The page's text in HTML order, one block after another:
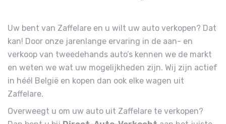
Uw bent van Zaffelare en u wilt uw auto verkopen? Dat
kan! Door onze jarenlange ervaring in de aan- en
verkoop van tweedehands auto’s kennen we de markt
en weten we wat uw mogelijkheden zijn. Wij zijn actief
in héél België en kopen dan ook elke wagen uit
Zaffelare.
Overweegt u om uw auto uit Zaffelare te verkopen?